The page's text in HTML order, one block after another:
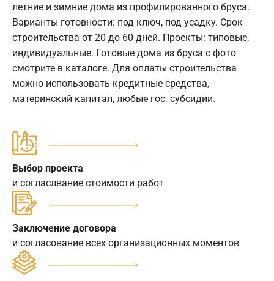
летние и зимние дома из профилированного бруса.
Варианты готовности: под ключ, под усадку. Срок
строительства от 20 до 60 дней. Проекты: типовые,
индивидуальные. Готовые дома из бруса с фото
смотрите в каталоге. Для оплаты строительства
можно использовать кредитные средства,
материнский капитал, любые гос. субсидии.
Выбор проекта
и согласлвание стоимости работ
Заключение договора
и согласование всех организационных моментов